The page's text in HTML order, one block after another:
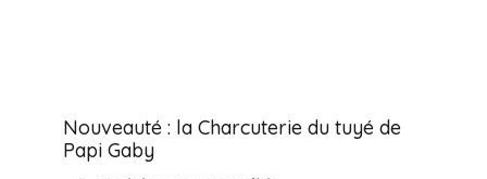
Nouveauté : la Charcuterie du tuyé de
Papi Gaby